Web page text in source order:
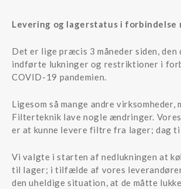
Levering og lagerstatus i forbindelse
Det er lige præcis 3 måneder siden, den
indførte lukninger og restriktioner i
COVID-19 pandemien.
Ligesom så mange andre virksomheder,
Filterteknik lave nogle ændringer.
er at kunne levere filtre fra lager; dag
Vi valgte i starten af nedlukningen at
til lager; i tilfælde af vores leverandører
den uheldige situation, at de måtte